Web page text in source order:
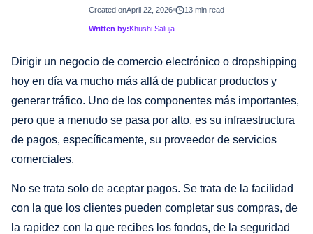
Created onApril 22, 2026 13 min read
Written by:Khushi Saluja
Dirigir un negocio de comercio electrónico o dropshipping
hoy en día va mucho más allá de publicar productos y
generar tráfico. Uno de los componentes más importantes,
pero que a menudo se pasa por alto, es su infraestructura
de pagos, específicamente, su proveedor de servicios
comerciales.
No se trata solo de aceptar pagos. Se trata de la facilidad
con la que los clientes pueden completar sus compras, de
la rapidez con la que recibes los fondos, de la seguridad